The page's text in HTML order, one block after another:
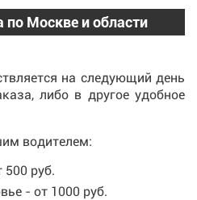
по Москве и области
на следующий день
либо в другое удобное
водителем:
руб.
- от 1000 руб.